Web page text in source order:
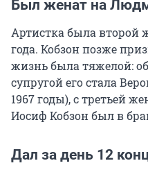
Был женат на
Артистка была второй
года. Кобзон позже
жизнь была тяжелой:
супругой его стала
1967 годы), с третьей
Иосиф Кобзон был в
Дал за день 12